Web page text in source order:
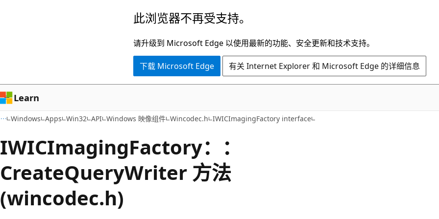
容
此浏览器不再受支持。
请升级到 Microsoft Edge 以使用最新的功能、安全更新和技术支持。
下载 Microsoft Edge 有关 Internet Explorer 和 Microsoft Edge 的详细信息
Learn
Windows Apps Win32 API Windows 映像组件 Wincodec.h IWICImagingFactory interface
IWICImagingFactory：：
CreateQueryWriter 方法
(wincodec.h)